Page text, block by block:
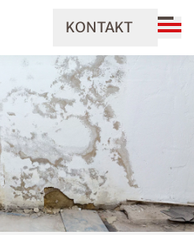
KONTAKT